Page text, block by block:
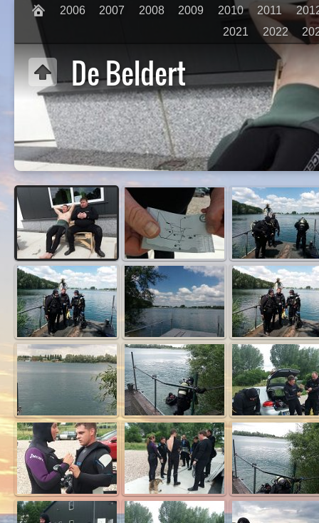
2006 2007 2008 2009 2010 2011
2021
2022
De Beldert